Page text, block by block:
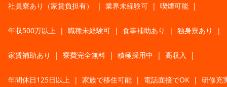
社員寮あり（家賃負担有） | 業界未経験可 | 喫煙可能 |
年収500万以上 | 職種未経験可 | 食事補助あり | 独身寮あり |
家賃補助あり | 寮費完全無料 | 積極採用中 | 高収入 |
年間休日125日以上 | 家族で移住可能 | 電話面接でOK | 研修充